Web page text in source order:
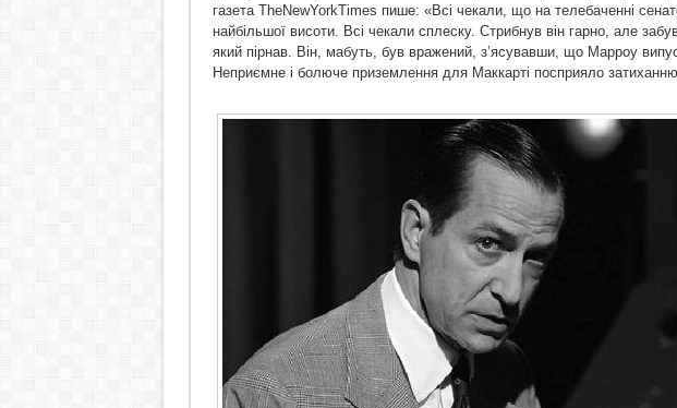
газета TheNewYorkTimes пише: «Всі чекали, що на телебаченні
найбільшої висоти. Всі чекали сплеску. Стрибнув він гарно, але
який пірнав. Він, мабуть, був вражений, з’ясувавши, що Марроу
Неприємне і болюче приземлення для Маккарті посприяло затиханню